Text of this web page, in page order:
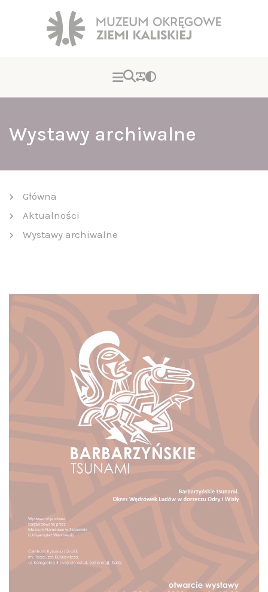
Wystawy archiwalne
Główna
Aktualności
Wystawy archiwalne